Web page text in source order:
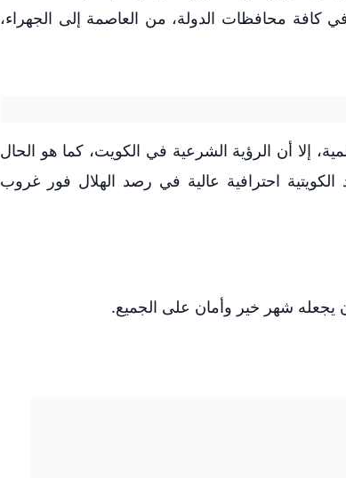
كافة محافظات الدولة، من العاصمة إلى الجهراء،
إلا أن الرؤية الشرعية في الكويت، كما هو الحال
احترافية عالية في رصد الهلال فور غروب
يجعله شهر خير وأمان على الجميع.